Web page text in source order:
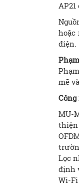
hoặc
điện.
mẽ
MU-
thiện
Lọc
định
Wi-